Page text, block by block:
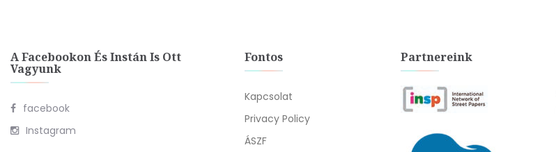
A Facebookon És Instán Is Ott
Vagyunk
facebook
Instagram
Fontos
Kapcsolat
Privacy Policy
ÁSZF
Partnereink